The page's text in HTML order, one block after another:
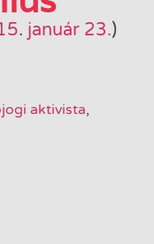
. január 23.)
aktivista,